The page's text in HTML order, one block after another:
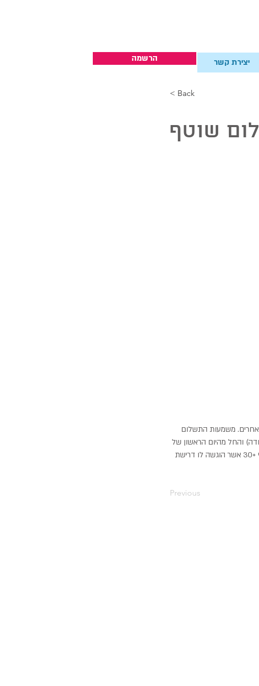
הרשמה יצירת קשר
< Back
לעיתים לשלם שוטף + 30 או 60 או מספרים אחרים. משמעות התשלום
והחל מהיום הראשון של
החודש העוקב מתחילים להספר הימים עד ליום התשלום המיוחל. ככה שתשלום שוטף +30 אשר הוגשה לו דרישת
Previous